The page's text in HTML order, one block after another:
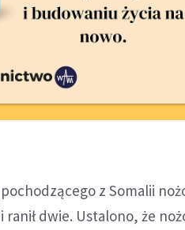
z Somalii
dwie. Ustalono, że